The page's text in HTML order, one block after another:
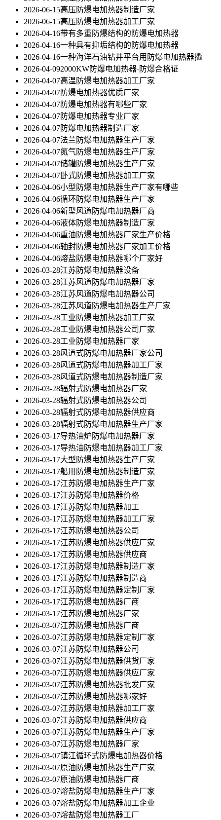
2026-06-15高压防爆电加热器制造厂家
2026-06-15高压防爆电加热器加工厂家
2026-04-16带有多重防爆结构的防爆电加热器
2026-04-16一种具有抑垢结构的防爆电加热器
2026-04-16一种海洋石油钻井平台用防爆电加热器撬
2026-04-092000KW防爆电加热器-防爆合格证
2026-04-07高温防爆电加热器加工厂家
2026-04-07防爆电加热器优质厂家
2026-04-07防爆电加热器有哪些厂家
2026-04-07防爆电加热器专业厂家
2026-04-07防爆电加热器制造厂家
2026-04-07法兰防爆电加热器生产厂家
2026-04-07氮气防爆电加热器生产厂家
2026-04-07储罐防爆电加热器生产厂家
2026-04-07卧式防爆电加热器加工厂家
2026-04-06小型防爆电加热器生产厂家有哪些
2026-04-06循环防爆电加热器生产厂家
2026-04-06新型风道防爆电加热器厂商
2026-04-06液体防爆电加热器制造厂家
2026-04-06重油防爆电加热器厂家生产价格
2026-04-06轴封防爆电加热器厂家加工价格
2026-04-06熔盐防爆电加热器哪个厂家好
2026-03-28江苏防爆电加热器设备
2026-03-28江苏风道防爆电加热器厂家
2026-03-28江苏风道防爆电加热器公司
2026-03-28江苏风道防爆电加热器生产厂家
2026-03-28工业防爆电加热器加工厂家
2026-03-28工业防爆电加热器公司厂家
2026-03-28工业防爆电加热器厂家
2026-03-28风道式防爆电加热器厂家公司
2026-03-28风道式防爆电加热器加工厂家
2026-03-28风道式防爆电加热器制造厂家
2026-03-28辐射式防爆电加热器厂家
2026-03-28辐射式防爆电加热器公司
2026-03-28辐射式防爆电加热器供应商
2026-03-28辐射式防爆电加热器生产厂家
2026-03-17导热油炉防爆电加热器厂家
2026-03-17导热油防爆电加热器加工厂家
2026-03-17大型防爆电加热器生产厂家
2026-03-17船用防爆电加热器制造厂家
2026-03-17江苏防爆电加热器生产厂家
2026-03-17江苏防爆电加热器价格
2026-03-17江苏防爆电加热器加工
2026-03-17江苏防爆电加热器加工厂家
2026-03-17江苏防爆电加热器公司
2026-03-17江苏防爆电加热器供应厂家
2026-03-17江苏防爆电加热器供应商
2026-03-17江苏防爆电加热器制造厂家
2026-03-17江苏防爆电加热器制造商
2026-03-17江苏防爆电加热器定制厂家
2026-03-17江苏防爆电加热器厂商
2026-03-17江苏防爆电加热器厂家
2026-03-07江苏防爆电加热器厂商
2026-03-07江苏防爆电加热器定制厂家
2026-03-07江苏防爆电加热器公司
2026-03-07江苏防爆电加热器供货厂家
2026-03-07江苏防爆电加热器供应厂家
2026-03-07江苏防爆电加热器批发厂家
2026-03-07江苏防爆电加热器哪家好
2026-03-07江苏防爆电加热器加工厂家
2026-03-07江苏防爆电加热器供应商
2026-03-07江苏防爆电加热器生产厂家
2026-03-07江苏防爆电加热器厂家
2026-03-07镇江循环式防爆电加热器价格
2026-03-07原油防爆电加热器生产厂家
2026-03-07原油防爆电加热器厂商
2026-03-07熔盐防爆电加热器生产厂家
2026-03-07熔盐防爆电加热器加工企业
2026-03-07熔盐防爆电加热器工厂